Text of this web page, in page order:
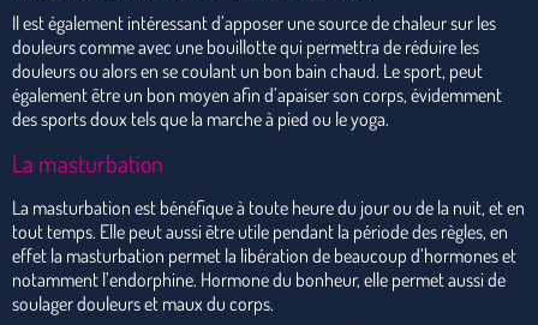
Il est également intéressant d’apposer une source de chaleur sur les
douleurs comme avec une bouillotte qui permettra de réduire les
douleurs ou alors en se coulant un bon bain chaud. Le sport, peut
également être un bon moyen afin d’apaiser son corps, évidemment
des sports doux tels que la marche à pied ou le yoga.
La masturbation
La masturbation est bénéfique à toute heure du jour ou de la nuit, et en
tout temps. Elle peut aussi être utile pendant la période des règles, en
effet la masturbation permet la libération de beaucoup d’hormones et
notamment l’endorphine. Hormone du bonheur, elle permet aussi de
soulager douleurs et maux du corps.